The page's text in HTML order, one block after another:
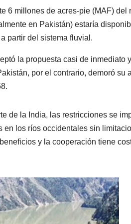
6 millones de acres-pie (MAF) del
en Pakistán) estaría
partir del sistema fluvial.
la propuesta casi de inmediato
por el contrario, demoró su
de la India, las restricciones se
los ríos occidentales sin
y la cooperación tiene